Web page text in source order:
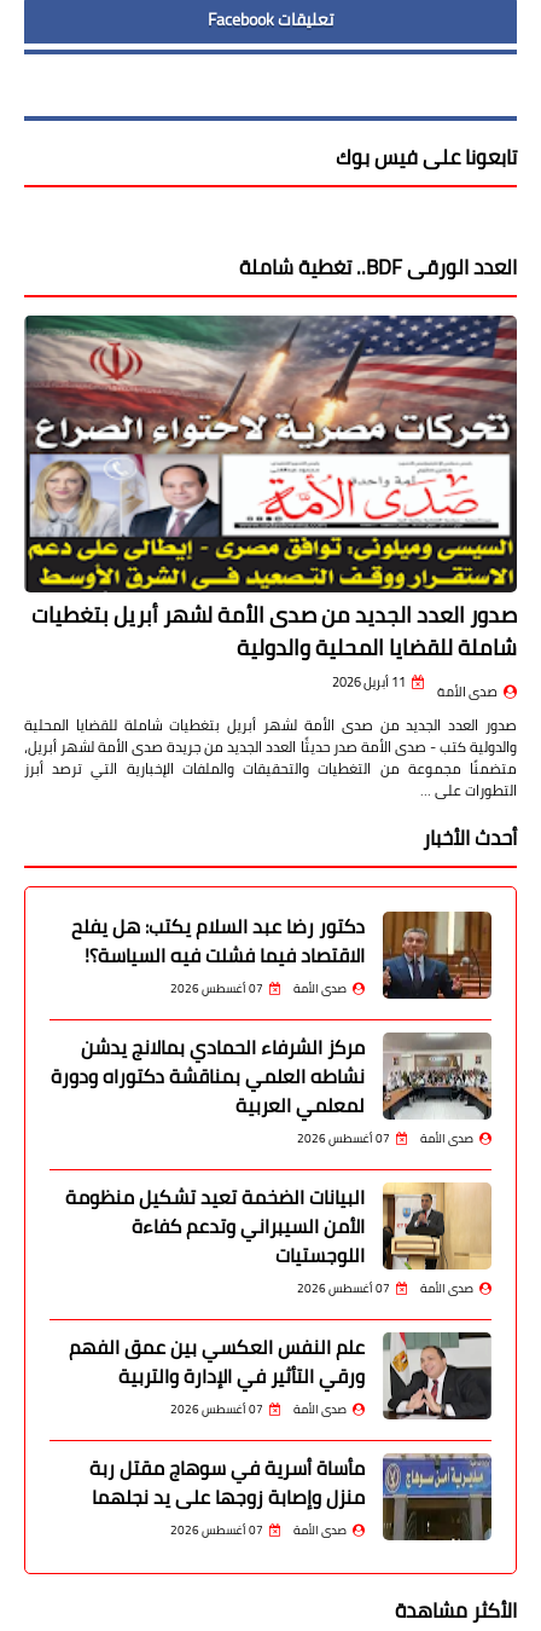
تعليقات Facebook
تابعونا على فيس بوك
العدد الورقى BDF.. تغطية شاملة
صدور العدد الجديد من صدى الأمة لشهر أبريل بتغطيات
شاملة للقضايا المحلية والدولية
صدى الأمة 11 أبريل 2026
صدور العدد الجديد من صدى الأمة لشهر أبريل بتغطيات شاملة للقضايا المحلية
والدولية كتب - صدى الأمة صدر حديثًا العدد الجديد من جريدة صدى الأمة لشهر أبريل،
متضمنًا مجموعة من التغطيات والتحقيقات والملفات الإخبارية التي ترصد أبرز
التطورات على …
أحدث الأخبار
دكتور رضا عبد السلام يكتب: هل يفلح
الاقتصاد فيما فشلت فيه السياسة؟!
صدى الأمة 07 أغسطس 2026
مركز الشرفاء الحمادي بمالانج يدشن
نشاطه العلمي بمناقشة دكتوراه ودورة
لمعلمي العربية
صدى الأمة 07 أغسطس 2026
البيانات الضخمة تعيد تشكيل منظومة
الأمن السيبراني وتدعم كفاءة
اللوجستيات
صدى الأمة 07 أغسطس 2026
علم النفس العكسي بين عمق الفهم
ورقي التأثير في الإدارة والتربية
صدى الأمة 07 أغسطس 2026
مأساة أسرية في سوهاج مقتل ربة
منزل وإصابة زوجها على يد نجلهما
صدى الأمة 07 أغسطس 2026
الأكثر مشاهدة